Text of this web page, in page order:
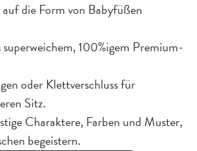
die Form von Babyfüßen
100%igem Premium-
oder Klettverschluss für
Sitz.
Charaktere, Farben und Muster,
begeistern.